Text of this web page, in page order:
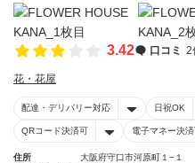
3.42 口コミ 2
花・花屋
配達・デリバリー対応 日祝OK
QRコード決済可 電子マネー決
住所
大阪府守口市河原町１−１